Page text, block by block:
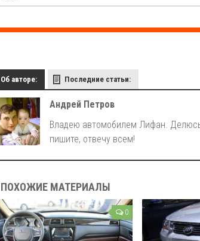
Об авторе: Последние статьи:
Андрей Петров
Владею автомобилем Лифан.
пишите, отвечу всем!
ПОХОЖИЕ МАТЕРИАЛЫ
0